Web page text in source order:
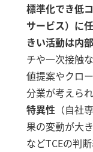
標準化でき低
サービス）に
きい活動は内
チや一次接触
値提案やクロ
分業が考えら
特異性 （自社
果の変動が大き
などTCEの判